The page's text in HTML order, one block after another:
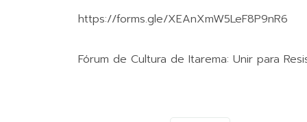
https://forms.gle/XEAnXmW5LeF8P9nR6
Fórum de Cultura de Itarema: Unir para